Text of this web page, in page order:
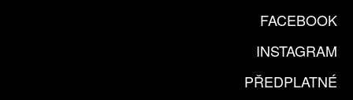
FACEBOOK
INSTAGRAM
PŘEDPLATNÉ